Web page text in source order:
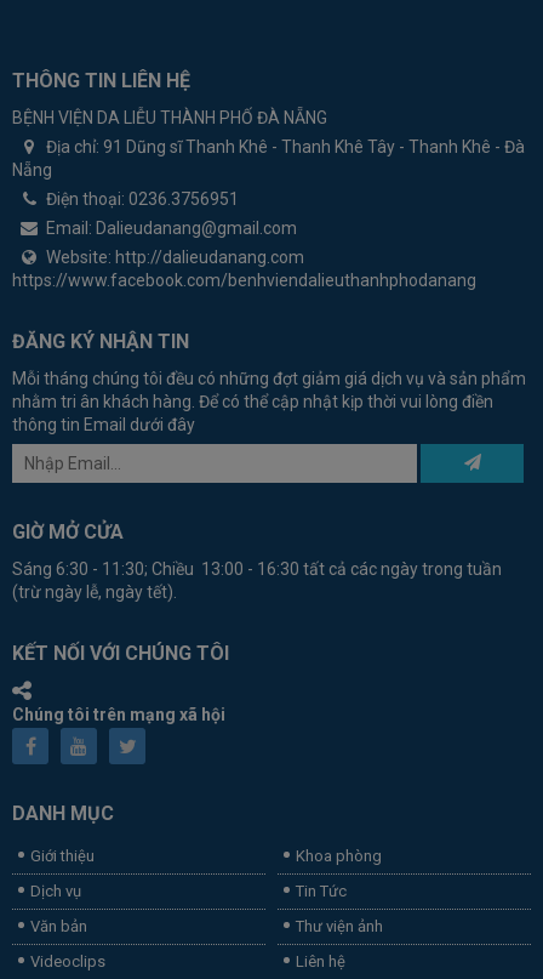
THÔNG TIN LIÊN HỆ
BỆNH VIỆN DA LIỄU THÀNH PHỐ ĐÀ NẴNG
Địa chỉ: 91 Dũng sĩ Thanh Khê - Thanh Khê Tây - Thanh Khê - Đà
Nẵng
Điện thoại: 0236.3756951
Email: Dalieudanang@gmail.com
Website: http://dalieudanang.com
https://www.facebook.com/benhviendalieuthanhphodanang
ĐĂNG KÝ NHẬN TIN
Mỗi tháng chúng tôi đều có những đợt giảm giá dịch vụ và sản phẩm
nhằm tri ân khách hàng. Để có thể cập nhật kịp thời vui lòng điền
thông tin Email dưới đây
GIỜ MỞ CỬA
Sáng 6:30 - 11:30; Chiều 13:00 - 16:30 tất cả các ngày trong tuần
(trừ ngày lễ, ngày tết).
KẾT NỐI VỚI CHÚNG TÔI
Chúng tôi trên mạng xã hội
DANH MỤC
Giới thiệu
Khoa phòng
Dịch vụ
Tin Tức
Văn bản
Thư viện ảnh
Videoclips
Liên hệ